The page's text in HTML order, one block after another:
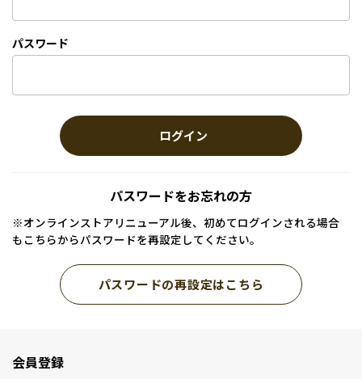
パスワード
ログイン
パスワードをお忘れの方
※オンラインストアリニューアル後、初めてログインされる場合
もこちらからパスワードを再設定してください。
パスワードの再設定はこちら
会員登録